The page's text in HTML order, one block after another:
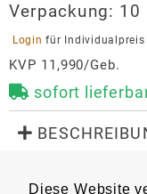
Diese Website
Verpackung: 10
Login für Individualpreis
KVP 11,990/Geb.
sofort